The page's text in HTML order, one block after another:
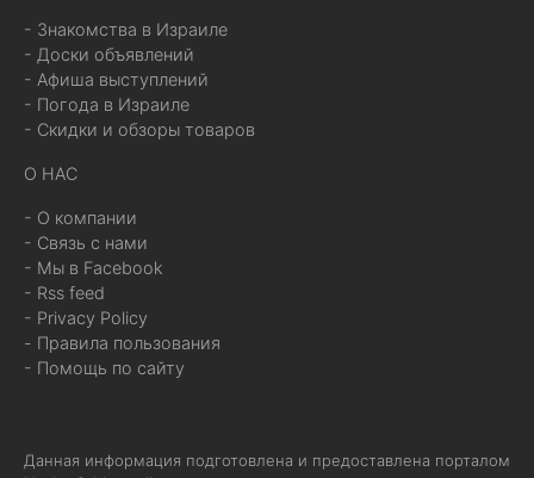
- Знакомства в Израиле
- Доски объявлений
- Афиша выступлений
- Погода в Израиле
- Скидки и обзоры товаров
О НАС
- О компании
- Связь с нами
- Мы в Facebook
- Rss feed
- Privacy Policy
- Правила пользования
- Помощь по сайту
Данная информация подготовлена и предоставлена порталом